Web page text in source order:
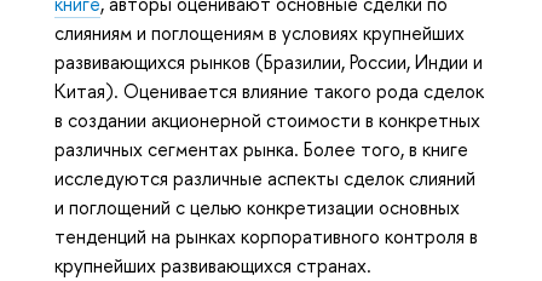
слияниям и поглощениям в условиях крупнейших
развивающихся рынков (Бразилии, России, Индии и
Китая). Оценивается влияние такого рода сделок
в создании акционерной стоимости в конкретных
различных сегментах рынка. Более того, в книге
исследуются различные аспекты сделок слияний
и поглощений с целью конкретизации основных
тенденций на рынках корпоративного контроля в
крупнейших развивающихся странах.